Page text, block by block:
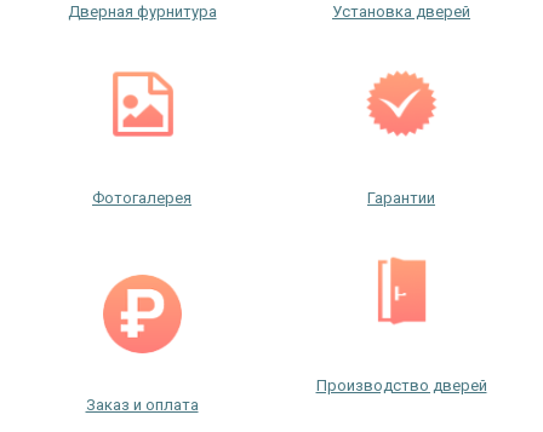
Дверная фурнитура Установка дверей
Фотогалерея Гарантии
Заказ и оплата
Производство дверей